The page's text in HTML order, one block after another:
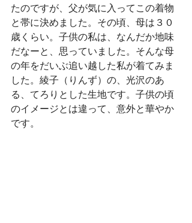
たのですが、父が気に入ってこの着物
と帯に決めました。その頃、母は３０
歳くらい。子供の私は、なんだか地味
だなーと、思っていました。そんな母
の年をだいぶ追い越した私が着てみま
した。綾子（りんず）の、光沢のあ
る、てろりとした生地です。子供の頃
のイメージとは違って、意外と華やか
です。